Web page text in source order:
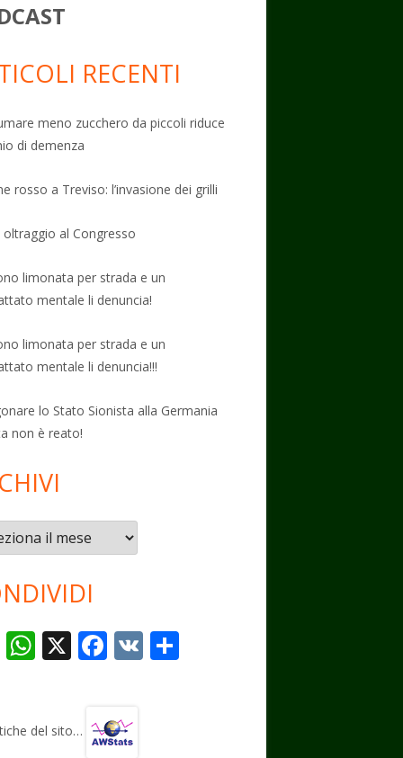
RECENTI
meno zucchero da piccoli riduce
di demenza
rosso a Treviso: l’invasione dei grilli
oltraggio al Congresso
limonata per strada e un
mentale li denuncia!
limonata per strada e un
mentale li denuncia!!!
lo Stato Sionista alla Germania
non è reato!
T
gr
W
s
X F
b
V
del sito…